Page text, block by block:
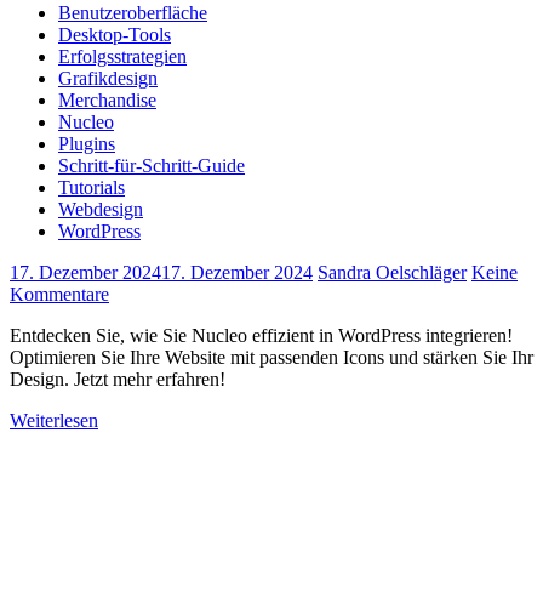
Benutzeroberfläche
Desktop-Tools
Erfolgsstrategien
Grafikdesign
Merchandise
Nucleo
Plugins
Schritt-für-Schritt-Guide
Tutorials
Webdesign
WordPress
17. Dezember 202417. Dezember 2024 Sandra Oelschläger Keine
Kommentare
Entdecken Sie, wie Sie Nucleo effizient in WordPress integrieren!
Optimieren Sie Ihre Website mit passenden Icons und stärken Sie Ihr
Design. Jetzt mehr erfahren!
Weiterlesen